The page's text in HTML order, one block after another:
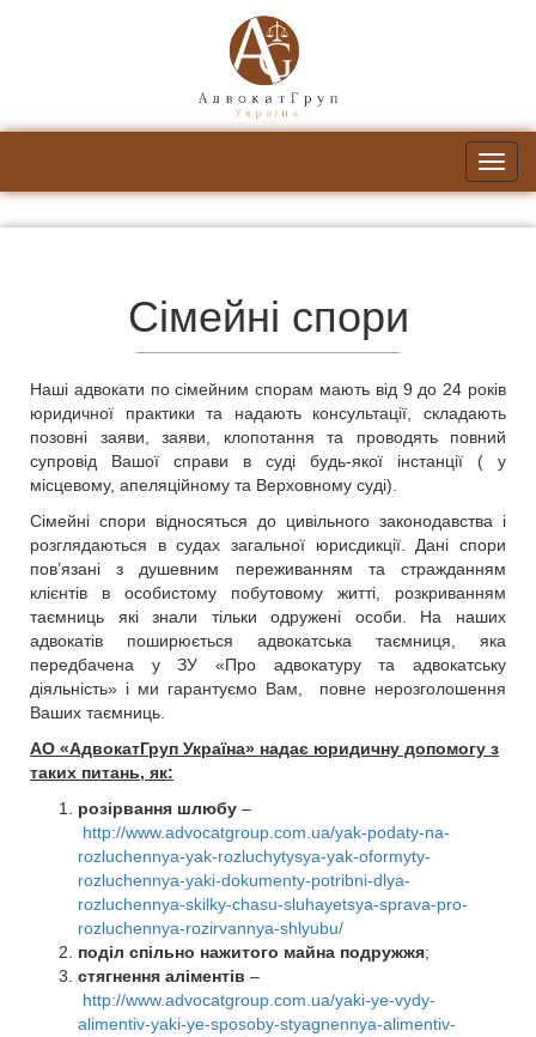
Сімейні спори
Наші адвокати по сімейним спорам мають від 9 до 24 років
юридичної практики та надають консультації, складають
позовні заяви, заяви, клопотання та проводять повний
супровід Вашої справи в суді будь-якої інстанції ( у
місцевому, апеляційному та Верховному суді).
Сімейні спори відносяться до цивільного законодавства і
розглядаються в судах загальної юрисдикції. Дані спори
пов’язані з душевним переживанням та стражданням
клієнтів в особистому побутовому житті, розкриванням
таємниць які знали тільки одружені особи. На наших
адвокатів поширюється адвокатська таємниця, яка
передбачена у ЗУ «Про адвокатуру та адвокатську
діяльність» і ми гарантуємо Вам, повне нерозголошення
Ваших таємниць.
АО «АдвокатГруп Україна» надає юридичну допомогу з
таких питань, як:
розірвання шлюбу –
http://www.advocatgroup.com.ua/yak-podaty-na-
rozluchennya-yak-rozluchytysya-yak-oformyty-
rozluchennya-yaki-dokumenty-potribni-dlya-
rozluchennya-skilky-chasu-sluhayetsya-sprava-pro-
rozluchennya-rozirvannya-shlyubu/
поділ спільно нажитого майна подружжя;
стягнення аліментів –
http://www.advocatgroup.com.ua/yaki-ye-vydy-
alimentiv-yaki-ye-sposoby-styagnennya-alimentiv-